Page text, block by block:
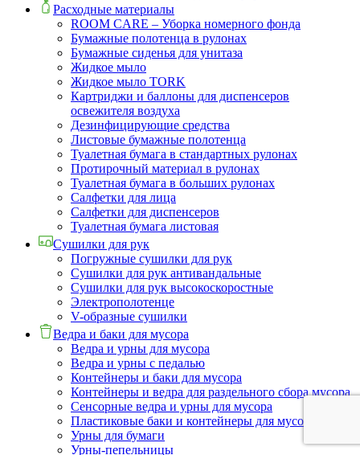
Расходные материалы
ROOM CARE – Уборка номерного фонда
Бумажные полотенца в рулонах
Бумажные сиденья для унитаза
Жидкое мыло
Жидкое мыло TORK
Картриджи и баллоны для диспенсеров
освежителя воздуха
Дезинфицирующие средства
Листовые бумажные полотенца
Туалетная бумага в стандартных рулонах
Протирочный материал в рулонах
Туалетная бумага в больших рулонах
Салфетки для лица
Салфетки для диспенсеров
Туалетная бумага листовая
Сушилки для рук
Погружные сушилки для рук
Сушилки для рук антивандальные
Сушилки для рук высокоскоростные
Электрополотенце
V-образные сушилки
Ведра и баки для мусора
Ведра и урны для мусора
Ведра и урны с педалью
Контейнеры и баки для мусора
Контейнеры и ведра для раздельного сбора мусора
Сенсорные ведра и урны для мусора
Пластиковые баки и контейнеры для мусора
Урны для бумаги
Урны-пепельницы